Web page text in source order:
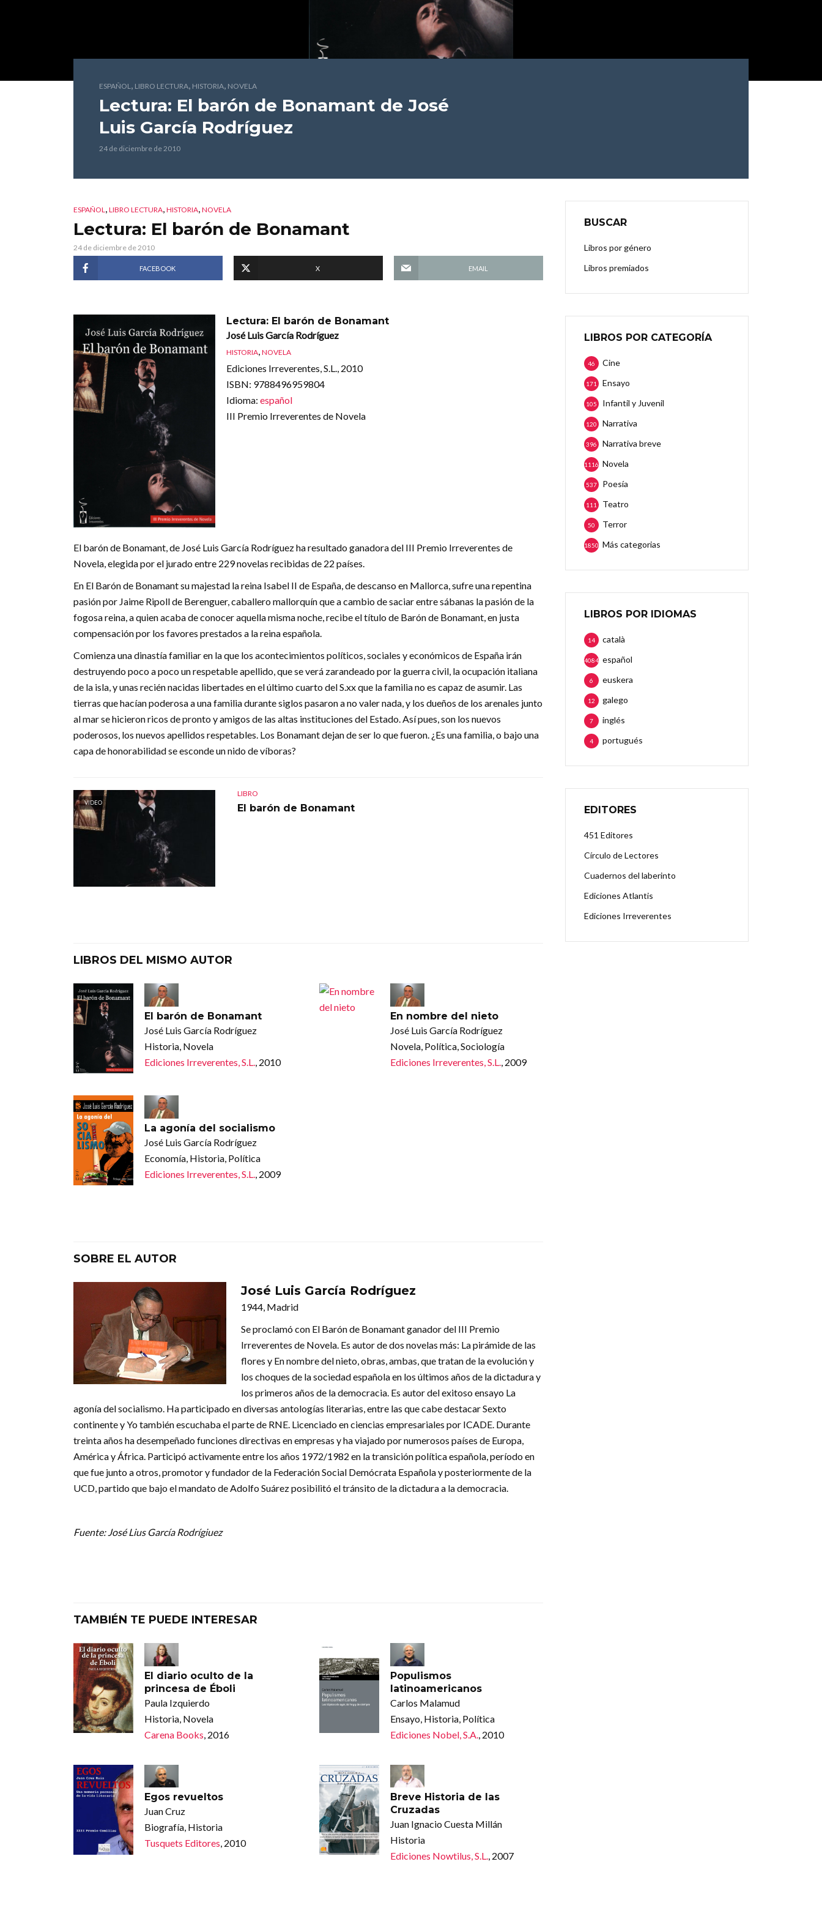
ESPAÑOL, LIBRO LECTURA, HISTORIA, NOVELA
Lectura: El barón de Bonamant de José
Luis García Rodríguez
24 de diciembre de 2010
ESPAÑOL, LIBRO LECTURA, HISTORIA, NOVELA
Lectura: El barón de Bonamant
24 de diciembre de 2010
FACEBOOK X EMAIL
Lectura: El barón de Bonamant
José Luis García Rodríguez
HISTORIA, NOVELA
Ediciones Irreverentes, S.L., 2010
ISBN: 9788496959804
Idioma: español
III Premio Irreverentes de Novela
El barón de Bonamant, de José Luis García Rodríguez ha resultado ganadora del III Premio Irreverentes de
Novela, elegida por el jurado entre 229 novelas recibidas de 22 países.
En El Barón de Bonamant su majestad la reina Isabel II de España, de descanso en Mallorca, sufre una repentina
pasión por Jaime Ripoll de Berenguer, caballero mallorquín que a cambio de saciar entre sábanas la pasión de la
fogosa reina, a quien acaba de conocer aquella misma noche, recibe el título de Barón de Bonamant, en justa
compensación por los favores prestados a la reina española.
Comienza una dinastía familiar en la que los acontecimientos políticos, sociales y económicos de España irán
destruyendo poco a poco un respetable apellido, que se verá zarandeado por la guerra civil, la ocupación italiana
de la isla, y unas recién nacidas libertades en el último cuarto del S.xx que la familia no es capaz de asumir. Las
tierras que hacían poderosa a una familia durante siglos pasaron a no valer nada, y los dueños de los arenales junto
al mar se hicieron ricos de pronto y amigos de las altas instituciones del Estado. Así pues, son los nuevos
poderosos, los nuevos apellidos respetables. Los Bonamant dejan de ser lo que fueron. ¿Es una familia, o bajo una
capa de honorabilidad se esconde un nido de víboras?
VIDEO
LIBRO
El barón de Bonamant
LIBROS DEL MISMO AUTOR
El barón de Bonamant
José Luis García Rodríguez
Historia, Novela
Ediciones Irreverentes, S.L., 2010
En nombre del nieto
José Luis García Rodríguez
Novela, Política, Sociología
Ediciones Irreverentes, S.L., 2009
La agonía del socialismo
José Luis García Rodríguez
Economía, Historia, Política
Ediciones Irreverentes, S.L.
, 2009
SOBRE EL AUTOR
José Luis García Rodríguez
1944, Madrid
Se proclamó con El Barón de Bonamant ganador del III Premio
Irreverentes de Novela. Es autor de dos novelas más: La pirámide de las
flores y En nombre del nieto, obras, ambas, que tratan de la evolución y
los choques de la sociedad española en los últimos años de la dictadura y
los primeros años de la democracia. Es autor del exitoso ensayo La
agonía del socialismo. Ha participado en diversas antologías literarias, entre las que cabe destacar Sexto
continente y Yo también escuchaba el parte de RNE. Licenciado en ciencias empresariales por ICADE. Durante
treinta años ha desempeñado funciones directivas en empresas y ha viajado por numerosos países de Europa,
América y África. Participó activamente entre los años 1972/1982 en la transición política española, período en
que fue junto a otros, promotor y fundador de la Federación Social Demócrata Española y posteriormente de la
UCD, partido que bajo el mandato de Adolfo Suárez posibilitó el tránsito de la dictadura a la democracia.
Fuente: José Lius García Rodrígiuez
TAMBIÉN TE PUEDE INTERESAR
El diario oculto de la
princesa de Éboli
Paula Izquierdo
Historia, Novela
Carena Books , 2016
Populismos
latinoamericanos
Carlos Malamud
Ensayo, Historia, Política
Ediciones Nobel, S.A. , 2010
Egos revueltos
Juan Cruz
Biografía, Historia
Tusquets Editores, 2010
Breve Historia de las
Cruzadas
Juan Ignacio Cuesta Millán
Historia
Ediciones Nowtilus, S.L., 2007
BUSCAR
Libros por género
Libros premiados
LIBROS POR CATEGORÍA
Cine
46
Ensayo
171
Infantil y Juvenil
105
Narrativa
120
Narrativa breve
396
Novela
1116
Poesía
537
Teatro
111
Terror
50
Más categorias
1850
LIBROS POR IDIOMAS
català
14
español
4084
euskera
6
galego
12
inglés
7
portugués
4
EDITORES
451 Editores
Círculo de Lectores
Cuadernos del laberinto
Ediciones Atlantis
Ediciones Irreverentes